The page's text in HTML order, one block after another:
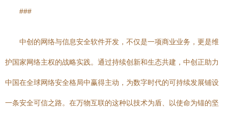
###
中创的网络与信息安全软件开发，不仅是一项商业业务，更是维
护国家网络主权的战略实践。通过持续创新和生态共建，中创正助力
中国在全球网络安全格局中赢得主动，为数字时代的可持续发展铺设
一条安全可信之路。在万物互联的这种以技术为盾、以使命为锚的坚